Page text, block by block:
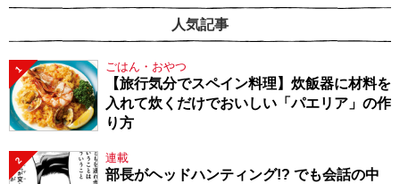
人気記事
1 ごはん・おやつ
【旅行気分でスペイン料理】炊飯器に材料を
入れて炊くだけでおいしい「パエリア」の作
り方
2 連載
部長がヘッドハンティング!? でも会話の中